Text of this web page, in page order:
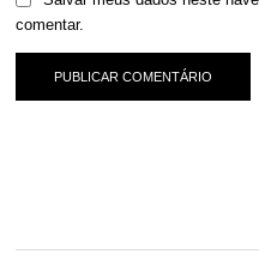
comentar.